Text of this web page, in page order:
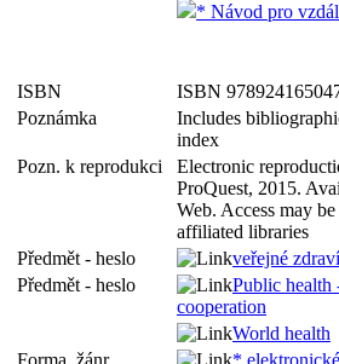
* Návod pro
ISBN
ISBN
Poznámka
Includes
index
Pozn. k reprodukci
Electronic
ProQuest, 2015.
Web. Access may
affiliated libraries
Předmět - heslo
veřejné zdraví
Předmět - heslo
Public health
cooperation
World health
Forma, žánr
*